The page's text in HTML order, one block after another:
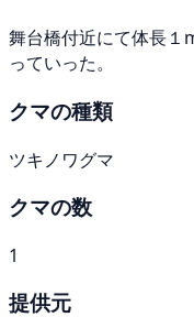
舞台橋付近にて体長１
っていった。
クマの種類
ツキノワグマ
クマの数
1
提供元